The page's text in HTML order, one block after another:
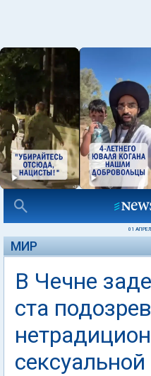
01
МИР
В Чечне
ста